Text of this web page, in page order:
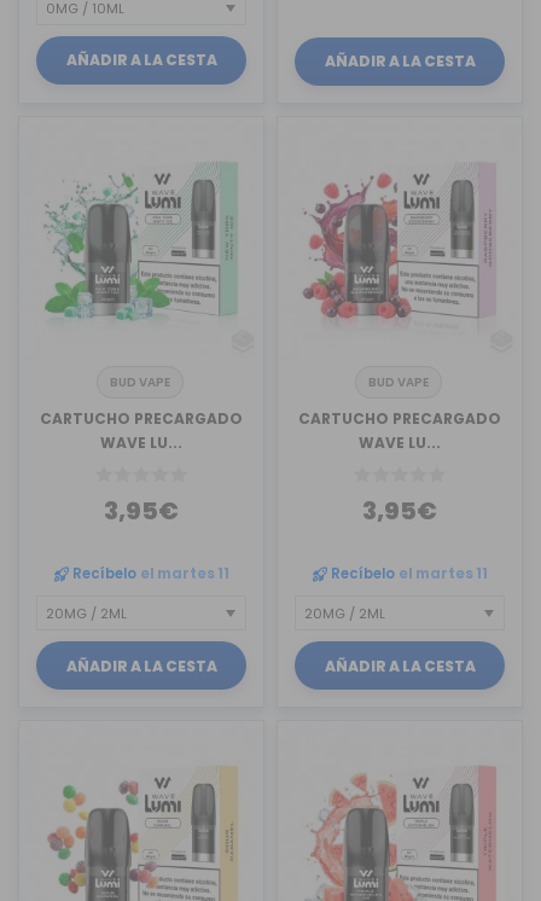
AÑADIR A LA CESTA AÑADIR A LA CESTA
BUD VAPE
CARTUCHO PRECARGADO
WAVE LU...
3,95€
Recíbelo el martes 11
AÑADIR A LA CESTA
BUD VAPE
CARTUCHO PRECARGADO
WAVE LU...
3,95€
Recíbelo el martes 11
AÑADIR A LA CESTA